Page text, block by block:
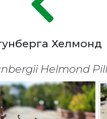
Хелмонд
Helmond